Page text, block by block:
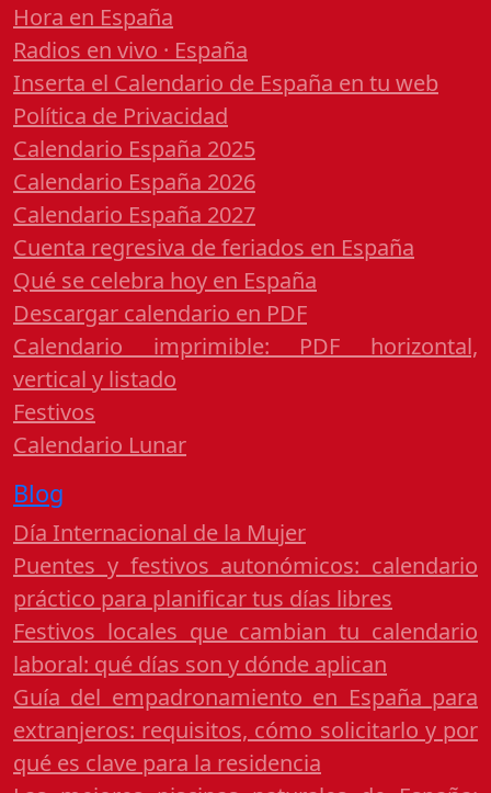
Hora en España
Radios en vivo · España
Inserta el Calendario de España en tu web
Política de Privacidad
Calendario España 2025
Calendario España 2026
Calendario España 2027
Cuenta regresiva de feriados en España
Qué se celebra hoy en España
Descargar calendario en PDF
Calendario imprimible: PDF horizontal,
vertical y listado
Festivos
Calendario Lunar
Blog
Día Internacional de la Mujer
Puentes y festivos autonómicos: calendario
práctico para planificar tus días libres
Festivos locales que cambian tu calendario
laboral: qué días son y dónde aplican
Guía del empadronamiento en España para
extranjeros: requisitos, cómo solicitarlo y por
qué es clave para la residencia